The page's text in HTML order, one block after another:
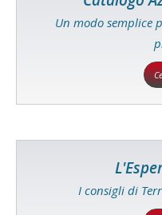
Un modo semplice
I consigli di